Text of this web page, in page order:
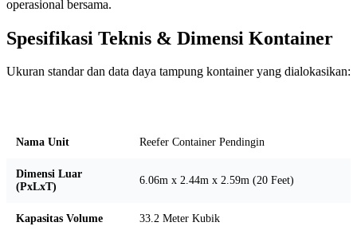
operasional bersama.
Spesifikasi Teknis & Dimensi Kontainer
Ukuran standar dan data daya tampung kontainer yang dialokasikan:
Nama Unit Reefer Container Pendingin
Dimensi Luar
(PxLxT)
6.06m x 2.44m x 2.59m (20 Feet)
Kapasitas Volume 33.2 Meter Kubik